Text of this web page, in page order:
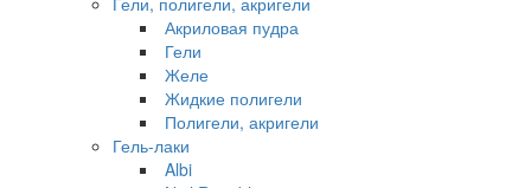
Акриловая пудра
Гели
Желе
Жидкие полигели
Полигели, акригели
Гель-лаки
Albi